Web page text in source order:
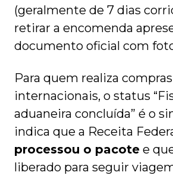
(geralmente de 7 dias
retirar a encomenda
documento oficial com
Para quem realiza compras
internacionais, o status
aduaneira concluída” é o
indica que a Receita
processou o pacote e
liberado para seguir